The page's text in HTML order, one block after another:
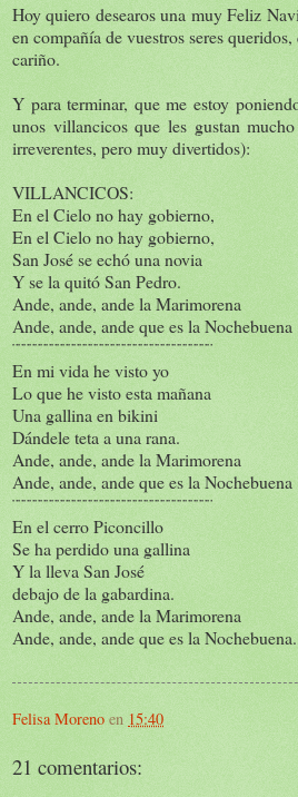
Hoy quiero desearos una muy Feliz
en compañía de vuestros seres
cariño.
Y para terminar, que me estoy
unos villancicos que les gustan
irreverentes, pero muy divertidos):
VILLANCICOS:
En el Cielo no hay gobierno,
En el Cielo no hay gobierno,
San José se echó una novia
Y se la quitó San Pedro.
Ande, ande, ande la Marimorena
Ande, ande, ande que es la Nochebuena
¨¨¨¨¨¨¨¨¨¨¨¨¨¨¨¨¨¨¨¨¨¨¨¨¨¨¨¨¨¨¨¨¨¨¨¨
En mi vida he visto yo
Lo que he visto esta mañana
Una gallina en bikini
Dándele teta a una rana.
Ande, ande, ande la Marimorena
Ande, ande, ande que es la Nochebuena
¨¨¨¨¨¨¨¨¨¨¨¨¨¨¨¨¨¨¨¨¨¨¨¨¨¨¨¨¨¨¨¨¨¨¨¨
En el cerro Piconcillo
Se ha perdido una gallina
Y la lleva San José
debajo de la gabardina.
Ande, ande, ande la Marimorena
Ande, ande, ande que es la Nochebuena.
Felisa Moreno en 15:40
21 comentarios: